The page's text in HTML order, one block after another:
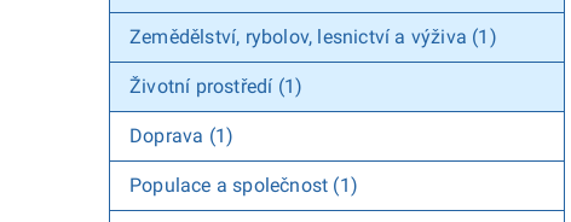
Zemědělství, rybolov, lesnictví a výživa (1)
Životní prostředí (1)
Doprava (1)
Populace a společnost (1)